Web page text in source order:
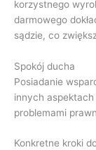
korzystnego
darmowego
sądzie, co
Spokój ducha
Posiadanie
innych
problemami
Konkretne kroki